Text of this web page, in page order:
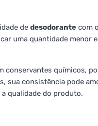
de desodorante com
uma quantidade menor
conservantes químicos,
sua consistência pode
qualidade do produto.